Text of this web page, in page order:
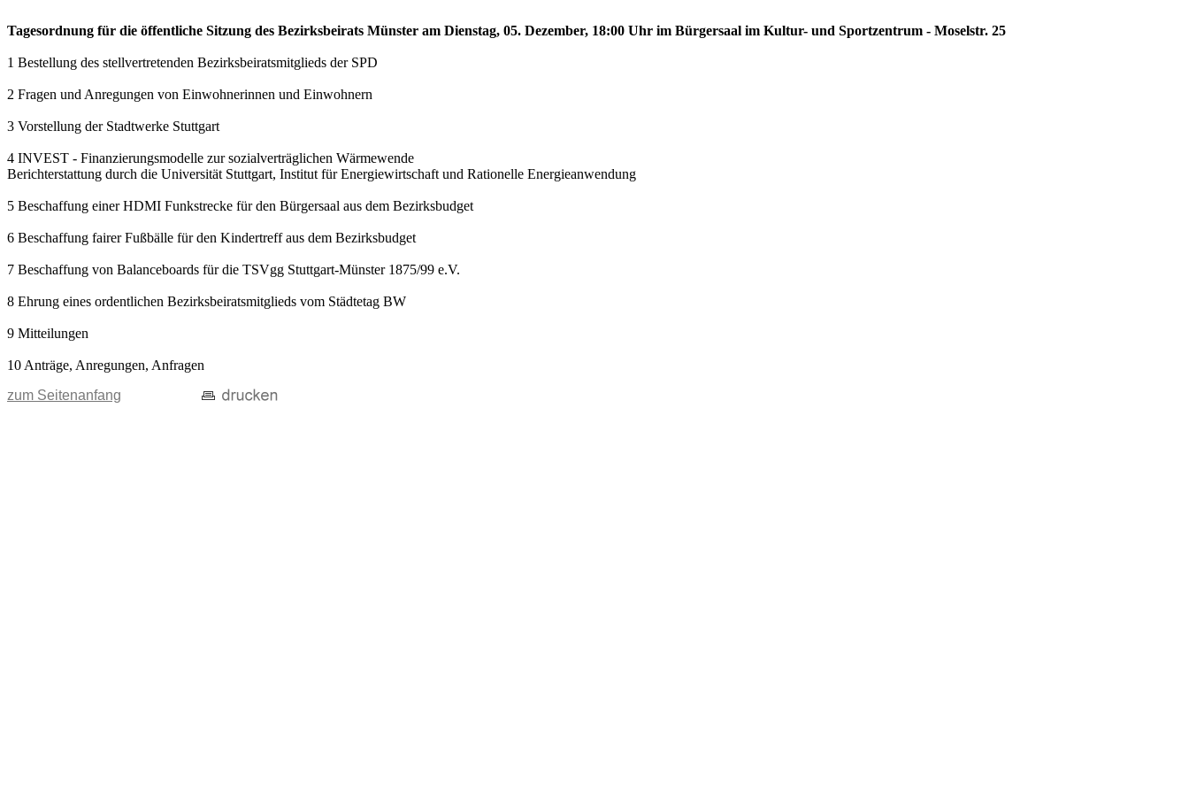
Tagesordnung für die öffentliche Sitzung des Bezirksbeirats Münster am Dienstag, 05. Dezember, 18:00 Uhr im Bürgersaal im Kultur- und Sportzentrum - Moselstr. 25
1 Bestellung des stellvertretenden Bezirksbeiratsmitglieds der SPD
2 Fragen und Anregungen von Einwohnerinnen und Einwohnern
3 Vorstellung der Stadtwerke Stuttgart
4 INVEST - Finanzierungsmodelle zur sozialverträglichen Wärmewende
Berichterstattung durch die Universität Stuttgart, Institut für Energiewirtschaft und Rationelle Energieanwendung
5 Beschaffung einer HDMI Funkstrecke für den Bürgersaal aus dem Bezirksbudget
6 Beschaffung fairer Fußbälle für den Kindertreff aus dem Bezirksbudget
7 Beschaffung von Balanceboards für die TSVgg Stuttgart-Münster 1875/99 e.V.
8 Ehrung eines ordentlichen Bezirksbeiratsmitglieds vom Städtetag BW
9 Mitteilungen
10 Anträge, Anregungen, Anfragen
zum Seitenanfang